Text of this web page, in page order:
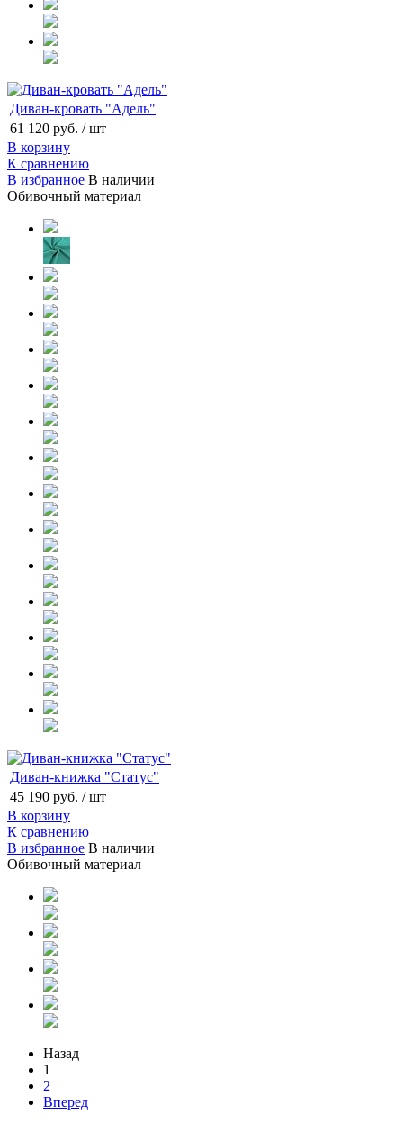
Диван-кровать "Адель"
61 120 руб. / шт
В корзину
К сравнению
В избранное В наличии
Обивочный материал
Диван-книжка "Статус"
45 190 руб. / шт
В корзину
К сравнению
В избранное В наличии
Обивочный материал
Назад
1
2
Вперед